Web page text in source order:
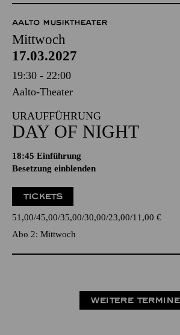
AALTO MUSIKTHEATER
Mittwoch
17.03.2027
19:30 - 22:00
Aalto-Theater
URAUFFÜHRUNG
DAY OF NIGHT
18:45 Einführung
Besetzung einblenden
TICKETS
51,00 45,00 35,00 30,00 23,00 11,00 €
Abo 2: Mittwoch
WEITERE TERMINE